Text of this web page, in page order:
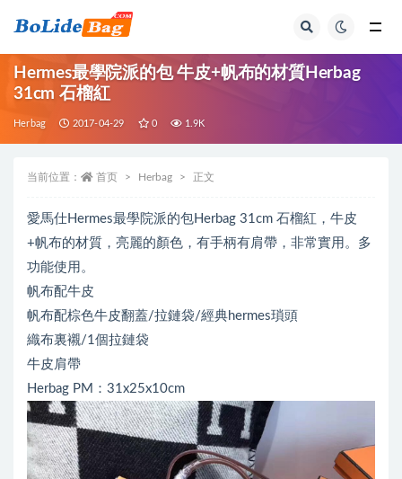
Hermes最學院派的包 牛皮+帆布的材質Herbag
31cm 石榴紅
Herbag 2017-04-29 0 1.9K
当前位置： 首页 Herbag 正文
愛馬仕Hermes最學院派的包Herbag 31cm 石榴紅，牛皮
+帆布的材質，亮麗的顏色，有手柄有肩帶，非常實用。多
功能使用。
帆布配牛皮
帆布配棕色牛皮翻蓋/拉鏈袋/經典hermes瑣頭
織布裏襯/1個拉鏈袋
牛皮肩帶
Herbag PM：31x25x10cm